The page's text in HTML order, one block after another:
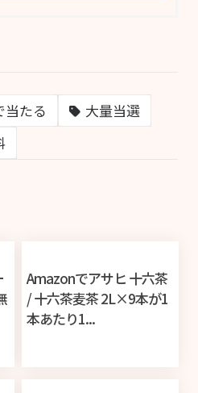
当たる
大量当選
Amazonでアサヒ 十六茶
/ 十六茶麦茶 2L×9本が1
本あたり1...